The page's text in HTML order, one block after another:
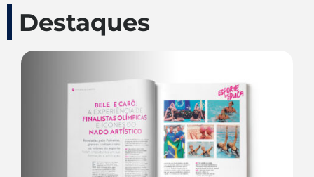
Destaques